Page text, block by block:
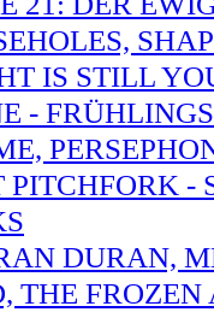
IS STILL
-
PITCHFORK
DURAN,
THE